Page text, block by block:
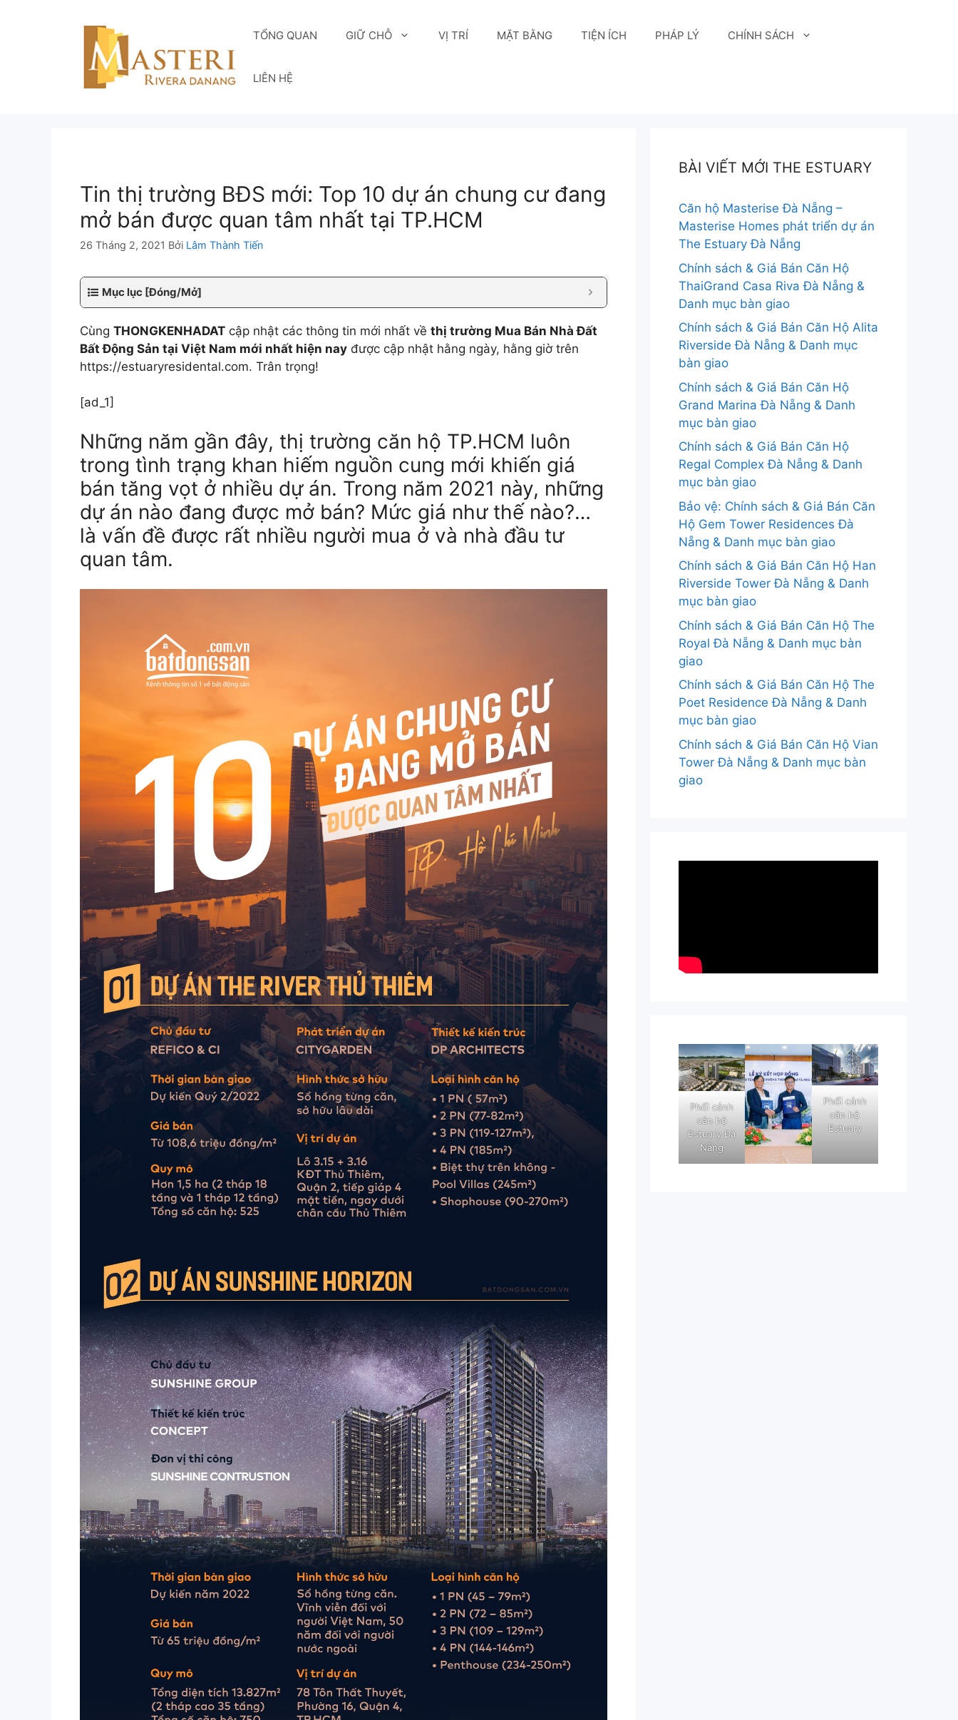
TỔNG QUAN GIỮ CHỖ VỊ TRÍ MẶT BẰNG TIỆN ÍCH PHÁP LÝ CHÍNH SÁCH
LIÊN HỆ
Tin thị trường BĐS mới: Top 10 dự án chung cư đang
mở bán được quan tâm nhất tại TP.HCM
26 Tháng 2, 2021 Bởi Lâm Thành Tiến
Mục lục [Đóng/Mở]
Cùng THONGKENHADAT cập nhật các thông tin mới nhất về thị trường Mua Bán Nhà Đất
Bất Động Sản tại Việt Nam mới nhất hiện nay được cập nhật hằng ngày, hằng giờ trên
https://estuaryresidental.com. Trân trọng!
[ad_1]
Những năm gần đây, thị trường căn hộ TP.HCM luôn
trong tình trạng khan hiếm nguồn cung mới khiến giá
bán tăng vọt ở nhiều dự án. Trong năm 2021 này, những
dự án nào đang được mở bán? Mức giá như thế nào?…
là vấn đề được rất nhiều người mua ở và nhà đầu tư
quan tâm.
BÀI VIẾT MỚI THE ESTUARY
Căn hộ Masterise Đà Nẵng –
Masterise Homes phát triển dự án
The Estuary Đà Nẵng
Chính sách & Giá Bán Căn Hộ
ThaiGrand Casa Riva Đà Nẵng &
Danh mục bàn giao
Chính sách & Giá Bán Căn Hộ Alita
Riverside Đà Nẵng & Danh mục
bàn giao
Chính sách & Giá Bán Căn Hộ
Grand Marina Đà Nẵng & Danh
mục bàn giao
Chính sách & Giá Bán Căn Hộ
Regal Complex Đà Nẵng & Danh
mục bàn giao
Bảo vệ: Chính sách & Giá Bán Căn
Hộ Gem Tower Residences Đà
Nẵng & Danh mục bàn giao
Chính sách & Giá Bán Căn Hộ Han
Riverside Tower Đà Nẵng & Danh
mục bàn giao
Chính sách & Giá Bán Căn Hộ The
Royal Đà Nẵng & Danh mục bàn
giao
Chính sách & Giá Bán Căn Hộ The
Poet Residence Đà Nẵng & Danh
mục bàn giao
Chính sách & Giá Bán Căn Hộ Vian
Tower Đà Nẵng & Danh mục bàn
giao
Phối cảnh
căn hộ
Estuary Đà
Nẵng
Phối cảnh
căn hộ
Estuary